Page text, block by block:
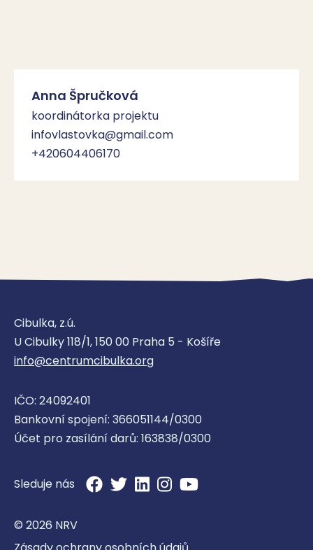
Anna Špručková
koordinátorka projektu
infovlastovka@gmail.com
+420604406170
Cibulka, z.ú.
U Cibulky 118/1, 150 00 Praha 5 - Košíře
info@centrumcibulka.org
IČO: 24092401
Bankovní spojení: 366051144/0300
Účet pro zasílání darů: 163838/0300
Sleduje nás
© 2026 NRV